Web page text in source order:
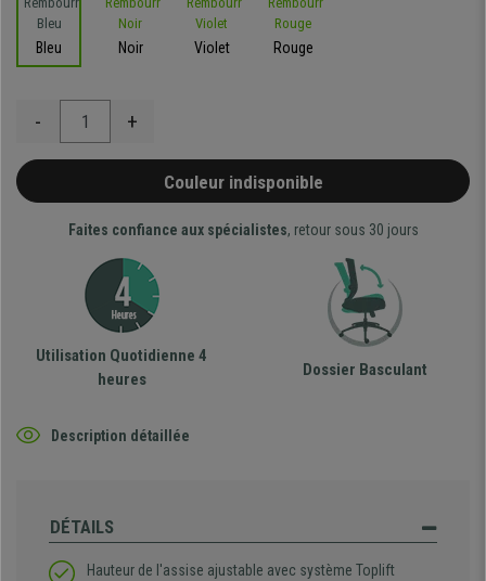
Bleu Noir Violet Rouge
- +
Couleur indisponible
Faites confiance aux spécialistes, retour sous 30 jours
Utilisation Quotidienne 4
heures
Dossier Basculant
Description détaillée
DÉTAILS
Hauteur de l'assise ajustable avec système Toplift